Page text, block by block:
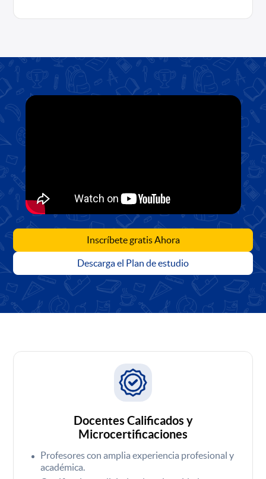
Inscríbete gratis Ahora
Descarga el Plan de estudio
Docentes Calificados y
Microcertificaciones
Profesores con amplia experiencia profesional y
académica.